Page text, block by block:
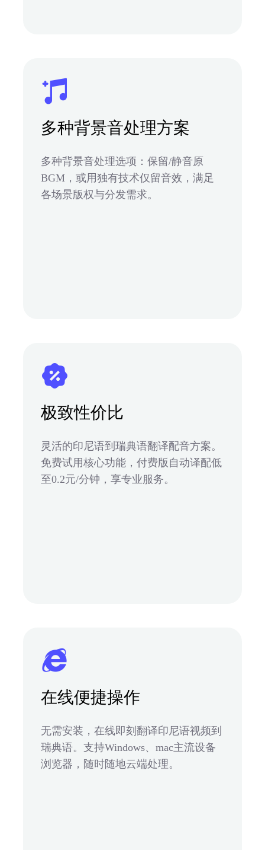
多种背景音处理方案
多种背景音处理选项：保留/静音原
BGM，或用独有技术仅留音效，满足
各场景版权与分发需求。
极致性价比
灵活的印尼语到瑞典语翻译配音方案。
免费试用核心功能，付费版自动译配低
至0.2元/分钟，享专业服务。
在线便捷操作
无需安装，在线即刻翻译印尼语视频到
瑞典语。支持Windows、mac主流设备
浏览器，随时随地云端处理。